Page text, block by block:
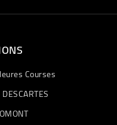
Courses